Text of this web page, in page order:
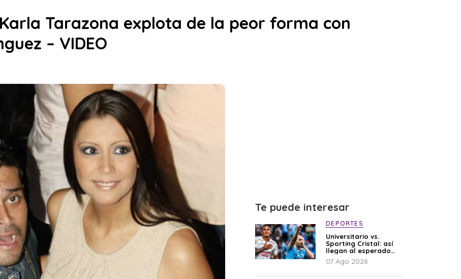
Tarazona explota de la peor forma con
– VIDEO
Te puede interesar
DEPORTES
Universitario vs.
Sporting Cristal: así
llegan al esperado
duelo
07 Ago 2026